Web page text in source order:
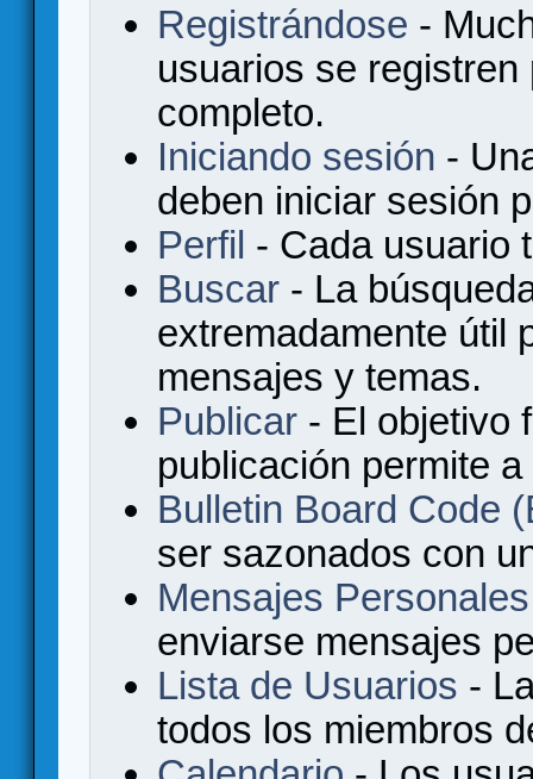
Registrándose -
usuarios se
completo.
Iniciando sesión -
deben iniciar sesión
Perfil - Cada usuario
Buscar - La
extremadamente útil
mensajes y temas.
Publicar - El objetivo
publicación permite
Bulletin Board Code
ser sazonados con
Mensajes Personales
enviarse mensajes
Lista de Usuarios -
todos los miembros